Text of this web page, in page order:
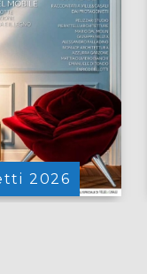
2026